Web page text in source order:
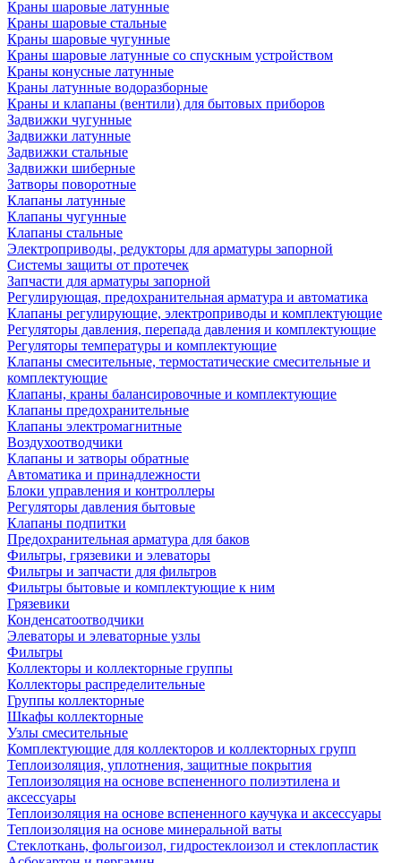
Краны шаровые латунные
Краны шаровые стальные
Краны шаровые чугунные
Краны шаровые латунные со спускным устройством
Краны конусные латунные
Краны латунные водоразборные
Краны и клапаны (вентили) для бытовых приборов
Задвижки чугунные
Задвижки латунные
Задвижки стальные
Задвижки шиберные
Затворы поворотные
Клапаны латунные
Клапаны чугунные
Клапаны стальные
Электроприводы, редукторы для арматуры запорной
Системы защиты от протечек
Запчасти для арматуры запорной
Регулирующая, предохранительная арматура и автоматика
Клапаны регулирующие, электроприводы и комплектующие
Регуляторы давления, перепада давления и комплектующие
Регуляторы температуры и комплектующие
Клапаны смесительные, термостатические смесительные и
комплектующие
Клапаны, краны балансировочные и комплектующие
Клапаны предохранительные
Клапаны электромагнитные
Воздухоотводчики
Клапаны и затворы обратные
Автоматика и принадлежности
Блоки управления и контроллеры
Регуляторы давления бытовые
Клапаны подпитки
Предохранительная арматура для баков
Фильтры, грязевики и элеваторы
Фильтры и запчасти для фильтров
Фильтры бытовые и комплектующие к ним
Грязевики
Конденсатоотводчики
Элеваторы и элеваторные узлы
Фильтры
Коллекторы и коллекторные группы
Коллекторы распределительные
Группы коллекторные
Шкафы коллекторные
Узлы смесительные
Комплектующие для коллекторов и коллекторных групп
Теплоизоляция, уплотнения, защитные покрытия
Теплоизоляция на основе вспененного полиэтилена и
аксессуары
Теплоизоляция на основе вспененного каучука и аксессуары
Теплоизоляция на основе минеральной ваты
Стеклоткань, фольгоизол, гидростеклоизол и стеклопластик